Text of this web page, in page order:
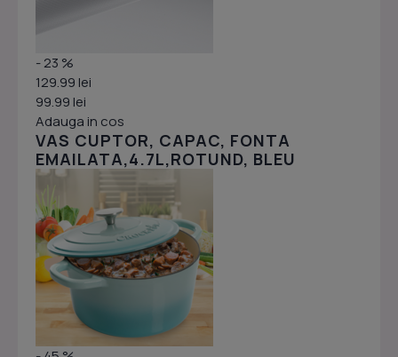
- 23 %
129.99 lei
99.99 lei
Adauga in cos
VAS CUPTOR, CAPAC, FONTA
EMAILATA,4.7L,ROTUND, BLEU